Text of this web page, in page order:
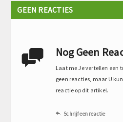
GEEN REACTIES
 Nog Geen
Laat me Je vertellen een
geen reacties, maar U
reactie op dit artikel.
 Schrijf een reactie